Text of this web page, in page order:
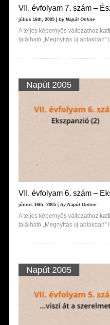
VII. évfolyam 7. szám –
július 16th, 2005 | by Napút Online
A teljes képernyős változathoz
található „Megnyitás új ablakban”
Napút 2005
VII. évfolyam 6. szám –
június 16th, 2005 | by Napút Online
A teljes képernyős változathoz
található „Megnyitás új ablakban”
Napút 2005